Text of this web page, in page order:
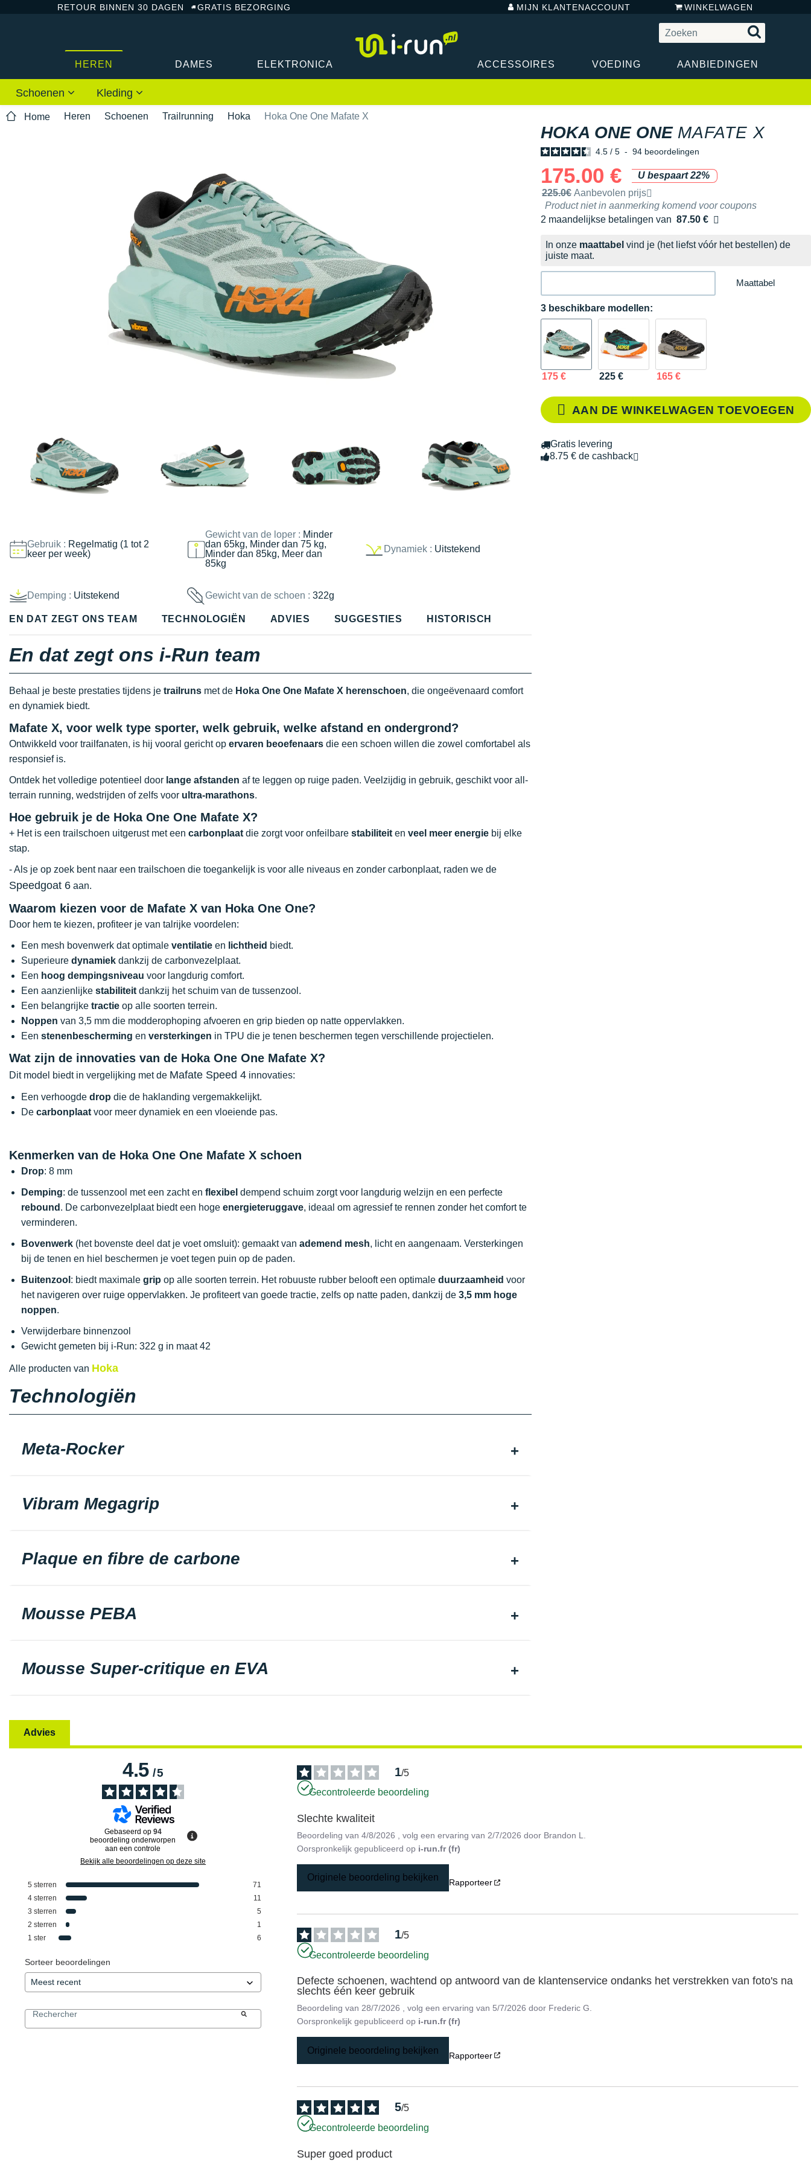
RETOUR BINNEN 30 DAGEN GRATIS BEZORGING MIJN KLANTENACCOUNT WINKELWAGEN
HEREN DAMES ELEKTRONICA ACCESSOIRES VOEDING AANBIEDINGEN
Schoenen Kleding
Home Heren Schoenen Trailrunning Hoka Hoka One One Mafate X
Gebruik : Regelmatig (1 tot 2
keer per week)
Gewicht van de loper : Minder
dan 65kg, Minder dan 75 kg,
Minder dan 85kg, Meer dan
85kg
Dynamiek : Uitstekend
Demping : Uitstekend Gewicht van de schoen :322g
HOKA ONE ONE MAFATE X
4.5 / 5 - 94 beoordelingen
175.00 €
U bespaart 22%
Door het merk aanbevolen verkoopprijs
225.0€ Aanbevolen prijs
Product niet in aanmerking komend voor coupons
2 maandelijkse betalingen van 87.50 €
zonder kosten
In onze maattabel vind je (het liefst vóór het bestellen) de
juiste maat.
Maattabel
3 beschikbare modellen:
175 € 225 € 165 €
AAN DE WINKELWAGEN TOEVOEGEN
Gratis levering
8.75 € de cashback
EN DAT ZEGT ONS TEAM TECHNOLOGIËN ADVIES SUGGESTIES HISTORISCH
En dat zegt ons i-Run team
Behaal je beste prestaties tijdens je trailruns met de Hoka One One Mafate X herenschoen, die ongeëvenaard comfort
en dynamiek biedt.
Mafate X, voor welk type sporter, welk gebruik, welke afstand en ondergrond?
Ontwikkeld voor trailfanaten, is hij vooral gericht op ervaren beoefenaars die een schoen willen die zowel comfortabel als
responsief is.
Ontdek het volledige potentieel door lange afstanden af te leggen op ruige paden. Veelzijdig in gebruik, geschikt voor all-
terrain running, wedstrijden of zelfs voor ultra-marathons.
Hoe gebruik je de Hoka One One Mafate X?
+ Het is een trailschoen uitgerust met een carbonplaat die zorgt voor onfeilbare stabiliteit en veel meer energie bij elke
stap.
- Als je op zoek bent naar een trailschoen die toegankelijk is voor alle niveaus en zonder carbonplaat, raden we de
Speedgoat 6 aan.
Waarom kiezen voor de Mafate X van Hoka One One?
Door hem te kiezen, profiteer je van talrijke voordelen:
Een mesh bovenwerk dat optimale ventilatie en lichtheid biedt.
Superieure dynamiek dankzij de carbonvezelplaat.
Een hoog dempingsniveau voor langdurig comfort.
Een aanzienlijke stabiliteit dankzij het schuim van de tussenzool.
Een belangrijke tractie op alle soorten terrein.
Noppen van 3,5 mm die modderophoping afvoeren en grip bieden op natte oppervlakken.
Een stenenbescherming en versterkingen in TPU die je tenen beschermen tegen verschillende projectielen.
Wat zijn de innovaties van de Hoka One One Mafate X?
Dit model biedt in vergelijking met de Mafate Speed 4 innovaties:
Een verhoogde drop die de haklanding vergemakkelijkt.
De carbonplaat voor meer dynamiek en een vloeiende pas.
Kenmerken van de Hoka One One Mafate X schoen
Drop: 8 mm
Demping: de tussenzool met een zacht en flexibel dempend schuim zorgt voor langdurig welzijn en een perfecte
rebound . De carbonvezelplaat biedt een hoge energieteruggave, ideaal om agressief te rennen zonder het comfort te
verminderen.
Bovenwerk (het bovenste deel dat je voet omsluit): gemaakt van ademend mesh, licht en aangenaam. Versterkingen
bij de tenen en hiel beschermen je voet tegen puin op de paden.
Buitenzool : biedt maximale grip op alle soorten terrein. Het robuuste rubber belooft een optimale duurzaamheid voor
het navigeren over ruige oppervlakken. Je profiteert van goede tractie, zelfs op natte paden, dankzij de 3,5 mm hoge
noppen.
Verwijderbare binnenzool
Gewicht gemeten bij i-Run: 322 g in maat 42
Alle producten van Hoka
Technologiën
Meta-Rocker
Vibram Megagrip
Plaque en fibre de carbone
Mousse PEBA
Mousse Super-critique en EVA
Advies
4.5/5
Gebaseerd op 94
beoordeling onderworpen
aan een controle
Bekijk alle beoordelingen op deze site
5 sterren
71
4 sterren
11
3 sterren
5
2 sterren
1
1 ster 6
Sorteer beoordelingen
1/5
Gecontroleerde beoordeling
Slechte kwaliteit
Beoordeling van4/8/2026 , volg een ervaring van 2/7/2026 door Brandon L.
Oorspronkelijk gepubliceerd op i-run.fr (fr)
Originele beoordeling bekijken Rapporteer
1/5
Gecontroleerde beoordeling
Defecte schoenen, wachtend op antwoord van de klantenservice ondanks het verstrekken van foto's na
slechts één keer gebruik
Beoordeling van 28/7/2026 , volg een ervaring van 5/7/2026 door Frederic G.
Oorspronkelijk gepubliceerd op i-run.fr (fr)
Originele beoordeling bekijken Rapporteer
5/5
Gecontroleerde beoordeling
Super goed product